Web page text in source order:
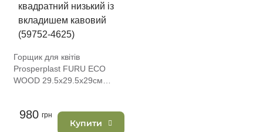
Горщик для квітів
Prosperplast FURU ECO
WOOD 29.5х29.5х29см
4625)
980 грн
Купити